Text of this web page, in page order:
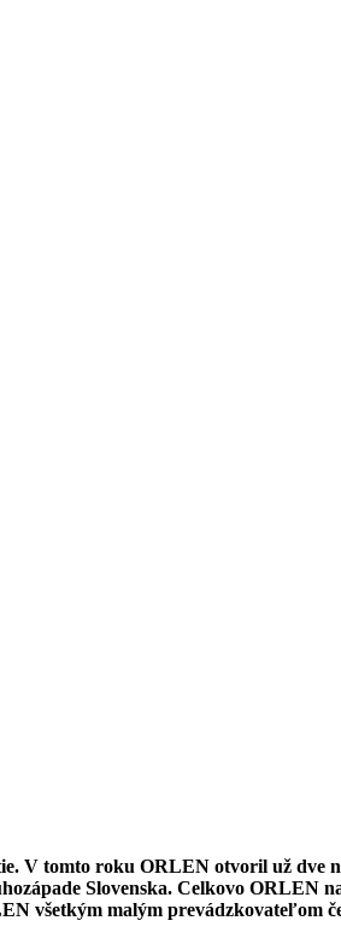
V tomto roku ORLEN otvoril už dve
Slovenska. Celkovo ORLEN
všetkým malým prevádzkovateľom